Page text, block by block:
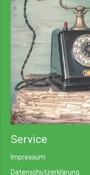
Service
Impressum
Datenschutzerklärung